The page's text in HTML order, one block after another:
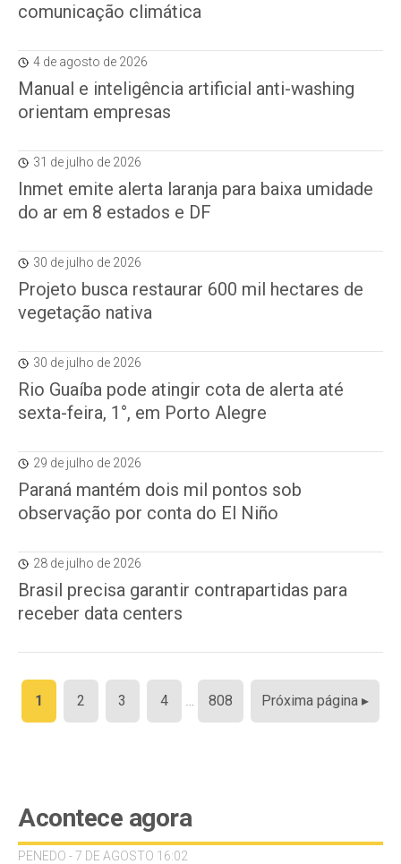
comunicação climática
4 de agosto de 2026
Manual e inteligência artificial anti-washing
orientam empresas
31 de julho de 2026
Inmet emite alerta laranja para baixa umidade
do ar em 8 estados e DF
30 de julho de 2026
Projeto busca restaurar 600 mil hectares de
vegetação nativa
30 de julho de 2026
Rio Guaíba pode atingir cota de alerta até
sexta-feira, 1°, em Porto Alegre
29 de julho de 2026
Paraná mantém dois mil pontos sob
observação por conta do El Niño
28 de julho de 2026
Brasil precisa garantir contrapartidas para
receber data centers
Paginação
de
1 2 3 4 … 808 Próxima página ▸
Acontece agora
PENEDO - 7 DE AGOSTO 16:02